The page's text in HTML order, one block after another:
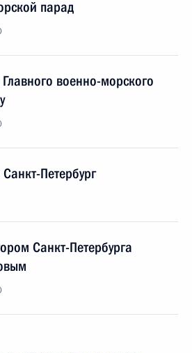
парад
военно-морского
Петербург
Санкт-Петербурга